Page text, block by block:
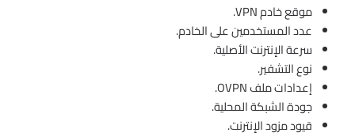
موقع خادم VPN.
عدد المستخدمين على الخادم.
سرعة الإنترنت الأصلية.
نوع التشفير.
إعدادات ملف OVPN.
جودة الشبكة المحلية.
قيود مزود الإنترنت.